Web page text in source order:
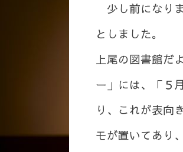
少し前になり
としました。
上尾の図書館
ー」には、「５
り、これが表向
モが置いてあり